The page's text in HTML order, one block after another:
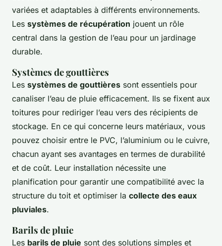
variées et adaptables à différents environnements.
Les systèmes de récupération jouent un rôle
central dans la gestion de l’eau pour un jardinage
durable.
Systèmes de gouttières
Les systèmes de gouttières sont essentiels pour
canaliser l’eau de pluie efficacement. Ils se fixent aux
toitures pour rediriger l’eau vers des récipients de
stockage. En ce qui concerne leurs matériaux, vous
pouvez choisir entre le PVC, l’aluminium ou le cuivre,
chacun ayant ses avantages en termes de durabilité
et de coût. Leur installation nécessite une
planification pour garantir une compatibilité avec la
structure du toit et optimiser la collecte des eaux
pluviales.
Barils de pluie
Les barils de pluie sont des solutions simples et